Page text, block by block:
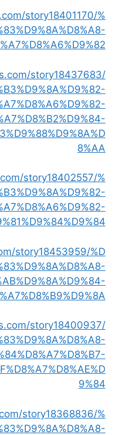
story18401170/%
story18437683/
8%AA
story18402557/%
story18453959/%D
story18400937/
9%84
story18368836/%